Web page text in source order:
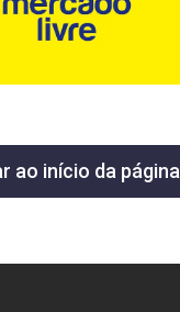
ao início da página